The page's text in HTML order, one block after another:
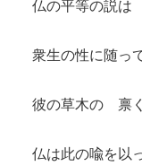
仏の平等の説
衆生の性に随っ
彼の草木の 禀く
仏は此の喩を以